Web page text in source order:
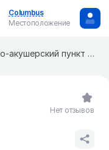
Columbus
Местоположение
Фельдшерско-акушерский пункт с. Лозовое
Нет отзывов